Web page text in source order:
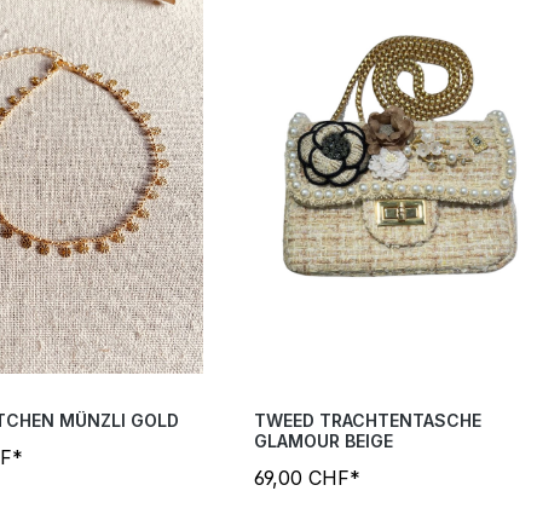
MÜNZLI GOLD
TWEED TRACHTENTASCHE
GLAMOUR BEIGE
69,00 CHF*